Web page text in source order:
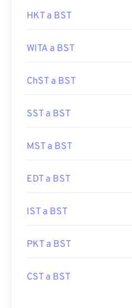
HKT a BST
WITA a BST
ChST a BST
SST a BST
MST a BST
EDT a BST
IST a BST
PKT a BST
CST a BST